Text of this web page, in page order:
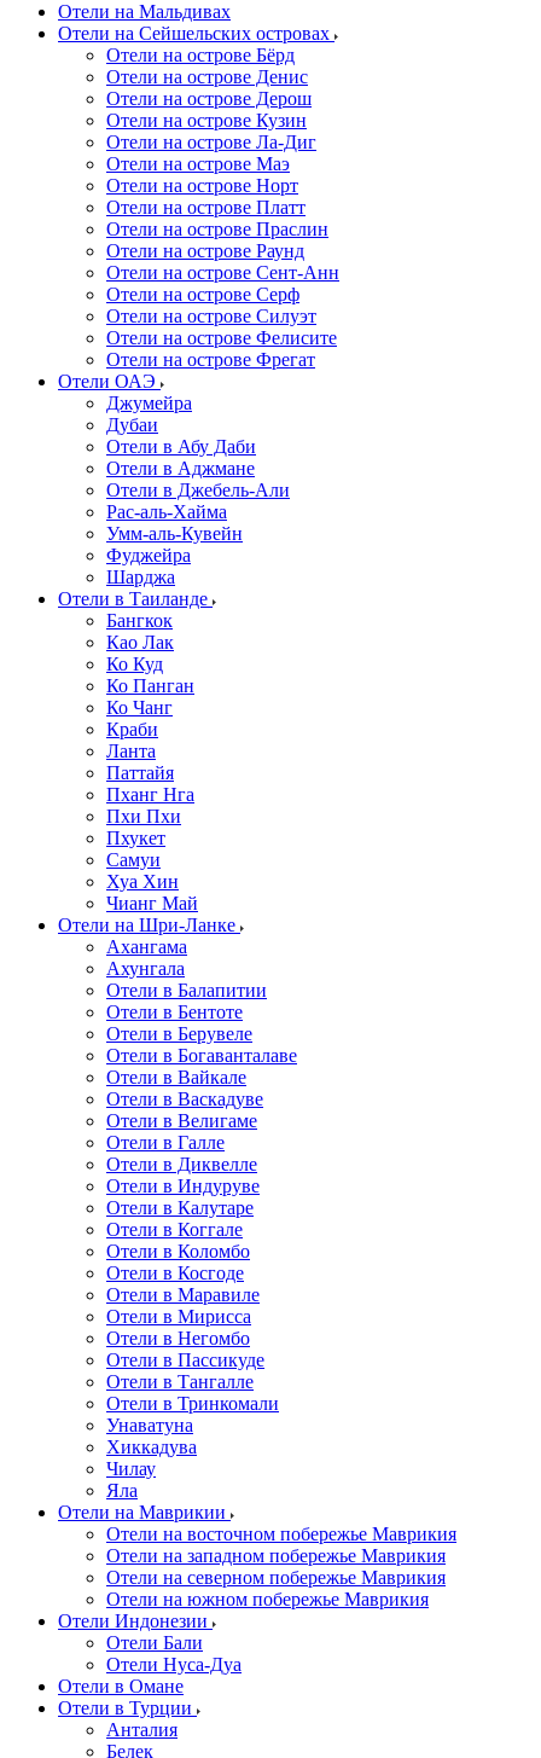
Отели на Мальдивах
Отели на Сейшельских островах
Отели на острове Бёрд
Отели на острове Денис
Отели на острове Дерош
Отели на острове Кузин
Отели на острове Ла-Диг
Отели на острове Маэ
Отели на острове Норт
Отели на острове Платт
Отели на острове Праслин
Отели на острове Раунд
Отели на острове Сент-Анн
Отели на острове Серф
Отели на острове Силуэт
Отели на острове Фелисите
Отели на острове Фрегат
Отели ОАЭ
Джумейра
Дубаи
Отели в Абу Даби
Отели в Аджмане
Отели в Джебель-Али
Рас-аль-Хайма
Умм-аль-Кувейн
Фуджейра
Шарджа
Отели в Таиланде
Бангкок
Као Лак
Ко Куд
Ко Панган
Ко Чанг
Краби
Ланта
Паттайя
Пханг Нга
Пхи Пхи
Пхукет
Самуи
Хуа Хин
Чианг Май
Отели на Шри-Ланке
Ахангама
Ахунгала
Отели в Балапитии
Отели в Бентоте
Отели в Берувеле
Отели в Богаванталаве
Отели в Вайкале
Отели в Васкадуве
Отели в Велигаме
Отели в Галле
Отели в Диквелле
Отели в Индуруве
Отели в Калутаре
Отели в Коггале
Отели в Коломбо
Отели в Косгоде
Отели в Маравиле
Отели в Мирисса
Отели в Негомбо
Отели в Пассикуде
Отели в Тангалле
Отели в Тринкомали
Унаватуна
Хиккадува
Чилау
Яла
Отели на Маврикии
Отели на восточном побережье Маврикия
Отели на западном побережье Маврикия
Отели на северном побережье Маврикия
Отели на южном побережье Маврикия
Отели Индонезии
Отели Бали
Отели Нуса-Дуа
Отели в Омане
Отели в Турции
Анталия
Белек